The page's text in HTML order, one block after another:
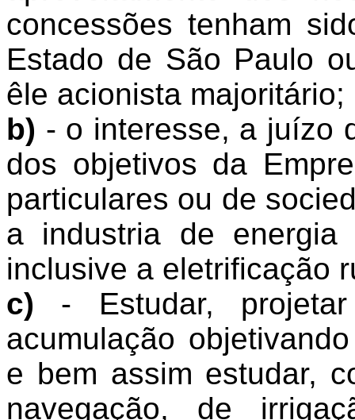
concessões tenham
Estado de São Paulo
êle acionista majoritário;
b) - o interesse, a juízo
dos objetivos da
particulares ou de
a industria de
inclusive a eletrificação
c) - Estudar,
acumulação
e bem assim estudar,
navegação, de